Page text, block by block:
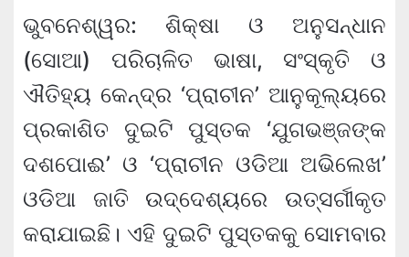
ଭୁବନେଶ୍ୱର: ଶିକ୍ଷା ଓ ଅନୁସନ୍ଧାନ
(ସୋଆ) ପରିଚାଳିତ ଭାଷା, ସଂସ୍କୃତି ଓ
ଐତିହ୍ୟ କେନ୍ଦ୍ର ‘ପ୍ରାଚୀନ’ ଆନୁକୂଲ୍ୟରେ
ପ୍ରକାଶିତ ଦୁଇଟି ପୁସ୍ତକ ‘ଯୁଗଭଞ୍ଜଙ୍କ
ଦଶପୋଈ’ ଓ ‘ପ୍ରାଚୀନ ଓଡିଆ ଅଭିଲେଖ’
ଓଡିଆ ଜାତି ଉଦ୍ଦେଶ୍ୟରେ ଉତ୍ସର୍ଗୀକୃତ
କରାଯାଇଛି। ଏହି ଦୁଇଟି ପୁସ୍ତକକୁ ସୋମବାର